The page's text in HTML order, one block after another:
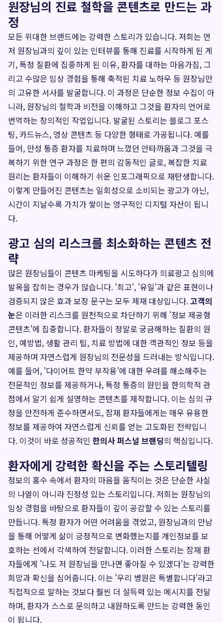
원장님의 진료 철학을 콘텐츠로 만드는 과
정
모든 위대한 브랜드에는 강력한 스토리가 있습니다. 저희는 먼
저 원장님과의 깊이 있는 인터뷰를 통해 진료를 시작하게 된 계
기, 특정 질환에 집중하게 된 이유, 환자를 대하는 마음가짐, 그
리고 수많은 임상 경험을 통해 축적된 치료 노하우 등 원장님만
의 고유한 서사를 발굴합니다. 이 과정은 단순한 정보 수집이 아
니라, 원장님의 철학과 비전을 이해하고 그것을 환자의 언어로
번역하는 창의적인 작업입니다. 발굴된 스토리는 블로그 포스
팅, 카드뉴스, 영상 콘텐츠 등 다양한 형태로 가공됩니다. 예를
들어, 만성 통증 환자를 치료하며 느꼈던 안타까움과 그것을 극
복하기 위한 연구 과정은 한 편의 감동적인 글로, 복잡한 치료
원리는 환자들이 이해하기 쉬운 인포그래픽으로 재탄생합니다.
이렇게 만들어진 콘텐츠는 일회성으로 소비되는 광고가 아닌,
시간이 지날수록 가치가 쌓이는 영구적인 디지털 자산이 됩니
다.
광고 심의 리스크를 최소화하는 콘텐츠 전
략
많은 원장님들이 콘텐츠 마케팅을 시도하다가 의료광고 심의에
발목을 잡히는 경우가 많습니다. '최고', '유일'과 같은 표현이나
검증되지 않은 효과 보장 문구는 모두 제재 대상입니다.고객의
눈은 이러한 리스크를 원천적으로 차단하기 위해 '정보 제공형
콘텐츠'에 집중합니다. 환자들이 정말로 궁금해하는 질환의 원
인, 예방법, 생활 관리 팁, 치료 방법에 대한 객관적인 정보 등을
제공하며 자연스럽게 원장님의 전문성을 드러내는 방식입니다.
예를 들어, '다이어트 한약 부작용'에 대한 우려를 해소해주는
전문적인 정보를 제공하거나, 특정 통증의 원인을 한의학적 관
점에서 알기 쉽게 설명하는 콘텐츠를 제작합니다. 이는 심의 규
정을 안전하게 준수하면서도, 잠재 환자들에게는 매우 유용한
정보를 제공하여 자연스럽게 신뢰를 얻는 고도화된 전략입니
다. 이것이 바로 성공적인 한의사 퍼스널 브랜딩의 핵심입니다.
환자에게 강력한 확신을 주는 스토리텔링
정보의 홍수 속에서 환자의 마음을 움직이는 것은 단순한 사실
의 나열이 아니라 진정성 있는 스토리입니다. 저희는 원장님의
임상 경험을 바탕으로 환자들이 깊이 공감할 수 있는 스토리를
만듭니다. 특정 환자가 어떤 어려움을 겪었고, 원장님과의 만남
을 통해 어떻게 삶이 긍정적으로 변화했는지를 개인정보를 보
호하는 선에서 각색하여 전달합니다. 이러한 스토리는 잠재 환
자들에게 '나도 저 원장님을 만나면 좋아질 수 있겠다'는 강력한
희망과 확신을 심어줍니다. 이는 '우리 병원은 특별합니다'라고
직접적으로 말하는 것보다 훨씬 더 설득력 있는 메시지를 전달
하며, 환자가 스스로 문의하고 내원하도록 만드는 강력한 동인
이 됩니다.